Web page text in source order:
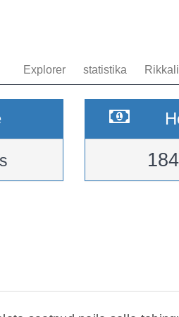
Explorer statistika